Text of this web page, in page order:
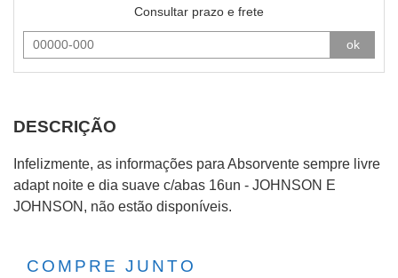
Consultar prazo e frete
ok
DESCRIÇÃO
Infelizmente, as informações para Absorvente sempre livre
adapt noite e dia suave c/abas 16un - JOHNSON E
JOHNSON, não estão disponíveis.
COMPRE JUNTO